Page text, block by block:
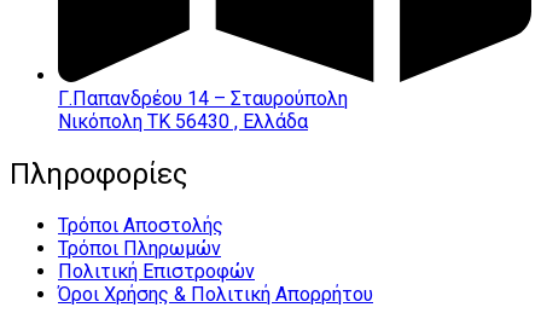
Γ.Παπανδρέου 14 – Σταυρούπολη
Νικόπολη ΤΚ 56430 , Ελλάδα
Πληροφορίες
Τρόποι Αποστολής
Τρόποι Πληρωμών
Πολιτική Επιστροφών
Όροι Χρήσης & Πολιτική Απορρήτου